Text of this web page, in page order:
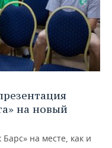
на новый
на месте, как и